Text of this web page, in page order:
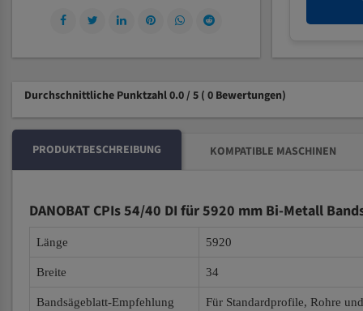
Durchschnittliche Punktzahl 0.0 / 5 ( 0 Bewertungen)
PRODUKTBESCHREIBUNG KOMPATIBLE MASCHINEN
DANOBAT CPIs 54/40 DI für 5920 mm Bi-Metall
Länge 5920
Breite 34
Bandsägeblatt-Empfehlung
Für Standardprofile, Rohre